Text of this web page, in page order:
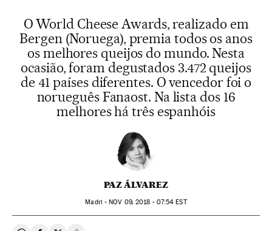
O World Cheese Awards, realizado em
Bergen (Noruega), premia todos os anos
os melhores queijos do mundo. Nesta
ocasião, foram degustados 3.472 queijos
de 41 países diferentes. O vencedor foi o
norueguês Fanaost. Na lista dos 16
melhores há três espanhóis
PAZ ÁLVAREZ
Madri - NOV 09, 2018 - 07:54 EST